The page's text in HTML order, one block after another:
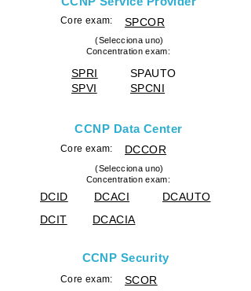
Core exam: SPCOR
(Selecciona uno)
Concentration exam:
SPRI
SPAUTO
SPVI
SPCNI
CCNP Data Center
Core exam: DCCOR
(Selecciona uno)
Concentration exam:
DCID DCACI
DCAUTO
DCIT
DCACIA
CCNP Security
Core exam: SCOR